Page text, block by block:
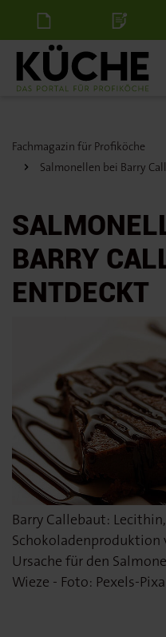
NewsletterStellenanzeige
Fachmagazin für Profiköche
Salmonellen bei Barry
BARRY
ENTDECKT
Barry Callebaut:
Ursache für den
Wieze - Foto: Pexels-